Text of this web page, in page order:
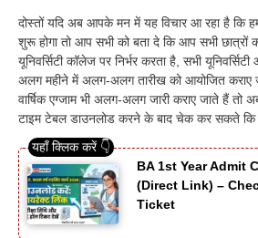
दोस्तों यदि अब आपके मन में यह विचार आ रहा है कि
शुरू होगा तो आप सभी को बता दे कि आप सभी छात्रों
यूनिवर्सिटी कॉलेज पर निर्भर करता है, सभी
अलग महीने में अलग-अलग तारीख को आयोजित
वार्षिक एग्जाम भी अलग-अलग जारी कराए जाते हैं
टाइम टेबल डाउनलोड करने के बाद चेक कर सकते
BA 1st Year Admit
(Direct Link) –
Ticket